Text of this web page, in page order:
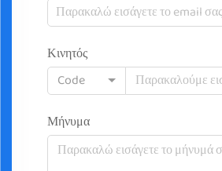
Κινητός
Code
Μήνυμα